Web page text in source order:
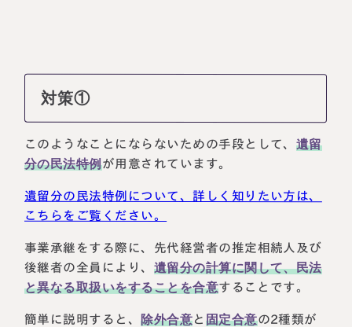
対策①
このようなことにならないための手段として、遺留
分の民法特例が用意されています。
遺留分の民法特例について、詳しく知りたい方は、
こちらをご覧ください。
事業承継をする際に、先代経営者の推定相続人及び
後継者の全員により、遺留分の計算に関して、民法
と異なる取扱いをすることを合意することです。
簡単に説明すると、除外合意と固定合意の2種類が